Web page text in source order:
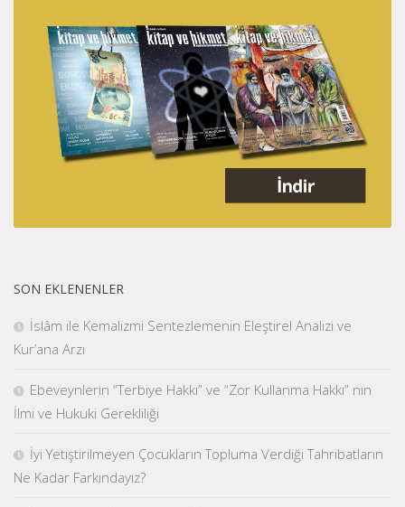
SON EKLENENLER
İslâm ile Kemalizmi Sentezlemenin Eleştirel Analizi ve
Kur’ana Arzı
Ebeveynlerin “Terbiye Hakkı” ve “Zor Kullanma Hakkı” nın
İlmi ve Hukuki Gerekliliği
İyi Yetiştirilmeyen Çocukların Topluma Verdiği Tahribatların
Ne Kadar Farkındayız?